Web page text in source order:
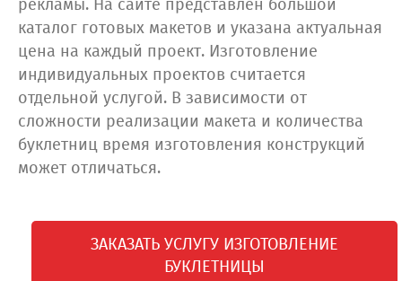
рекламы. На сайте представлен большой
каталог готовых макетов и указана актуальная
цена на каждый проект. Изготовление
индивидуальных проектов считается
отдельной услугой. В зависимости от
сложности реализации макета и количества
буклетниц время изготовления конструкций
может отличаться.
ЗАКАЗАТЬ УСЛУГУ ИЗГОТОВЛЕНИЕ
БУКЛЕТНИЦЫ